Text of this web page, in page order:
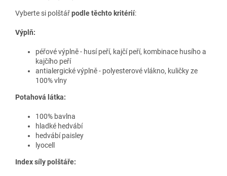
Vyberte si polštářpodle těchto kritérií:
Výplň:
péřové výplně - husí peří, kajčí peří, kombinace husího a
kajčího peří
antialergické výplně - polyesterové vlákno, kuličky ze
100% vlny
Potahová látka:
100% bavlna
hladké hedvábí
hedvábí paisley
lyocell
Index síly polštáře: